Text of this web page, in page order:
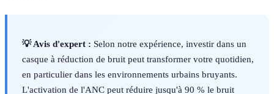
💡 Avis d'expert : Selon notre expérience, investir dans un
casque à réduction de bruit peut transformer votre quotidien,
en particulier dans les environnements urbains bruyants.
L'activation de l'ANC peut réduire jusqu'à 90 % le bruit